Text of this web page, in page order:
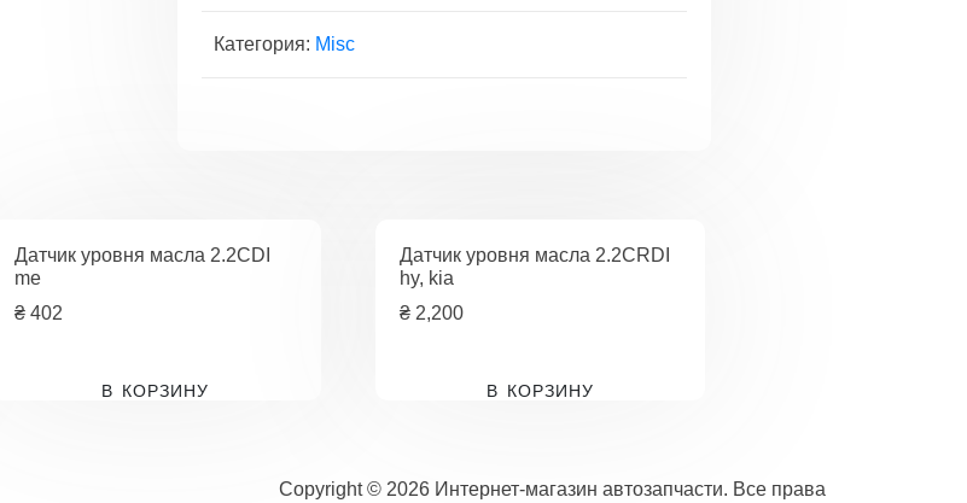
Категория: Misc
Датчик уровня масла 2.2CDI
me
₴ 402
В КОРЗИНУ
Датчик уровня масла 2.2CRDI
hy, kia
₴2,200
В КОРЗИНУ
Copyright © 2026 Интернет-магазин автозапчасти. Все права